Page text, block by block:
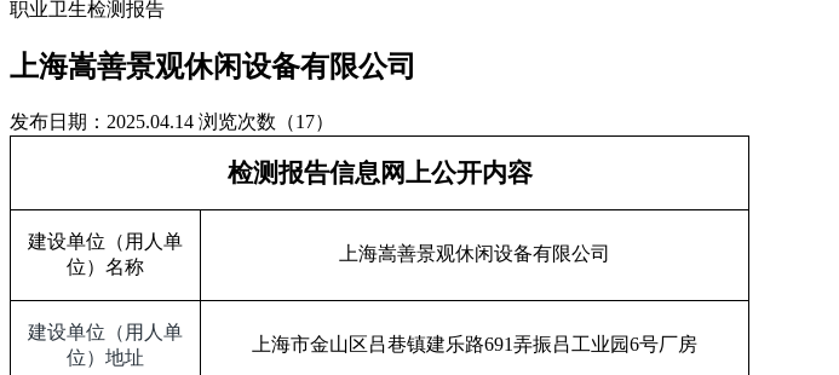
职业卫生检测报告
上海嵩善景观休闲设备有限公司
发布日期：2025.04.14 浏览次数（17）
检测报告信息网上公开内容
建设单位（用人单
位）名称
上海嵩善景观休闲设备有限公司
建设单位（用人单
位）地址
上海市金山区吕巷镇建乐路691弄振吕工业园6号厂房